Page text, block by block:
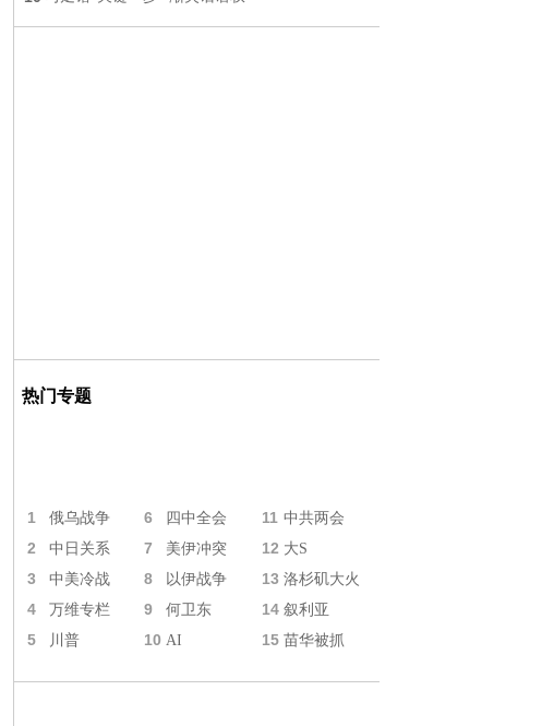
热门专题
1 俄乌战争 6 四中全会 11 中共两会
2 中日关系 7 美伊冲突 12 大S
3 中美冷战 8 以伊战争 13 洛杉矶大火
4 万维专栏 9 何卫东 14 叙利亚
5 川普 10 AI 15 苗华被抓